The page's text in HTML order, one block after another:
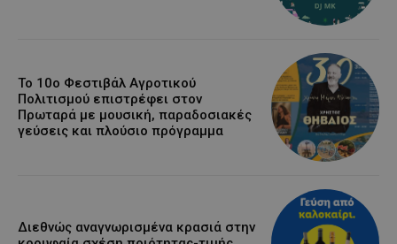
Το 10ο Φεστιβάλ Αγροτικού
Πολιτισμού επιστρέφει στον
Πρωταρά με μουσική, παραδοσιακές
γεύσεις και πλούσιο πρόγραμμα
Διεθνώς αναγνωρισμένα κρασιά στην